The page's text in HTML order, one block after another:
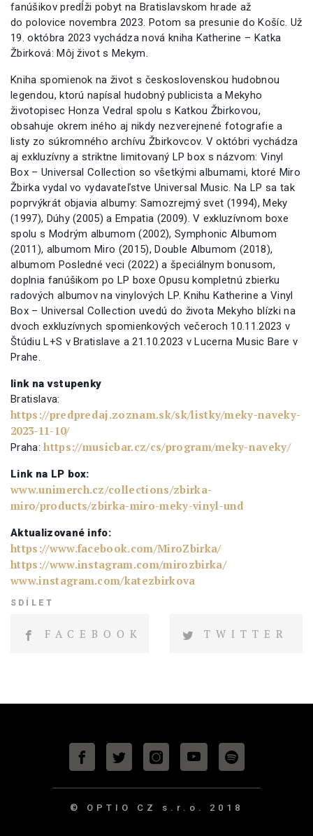
fanúšikov predĺži pobyt na Bratislavskom hrade až
do polovice novembra 2023. Potom sa presunie do Košíc. Už
19. októbra 2023 vychádza nová kniha Katherine – Katka
Žbirková: Môj život s Mekym.
Kniha spomienok na život s československou hudobnou
legendou, ktorú napísal hudobný publicista a Mekyho
životopisec Honza Vedral spolu s Katkou Žbirkovou,
obsahuje okrem iného aj nikdy nezverejnené fotografie a
listy zo súkromného archívu Žbirkovcov. V októbri vychádza
aj exkluzívny a striktne limitovaný LP box s názvom: Vinyl
Box – Universal Collection so všetkými albumami, ktoré Miro
Žbirka vydal vo vydavateľstve Universal Music. Na LP sa tak
poprvýkrát objavia albumy: Samozrejmý svet (1994), Meky
(1997), Dúhy (2005) a Empatia (2009). V exkluzívnom boxe
spolu s Modrým albumom (2002), Symphonic Albumom
(2011), albumom Miro (2015), Double Albumom (2018),
albumom Posledné veci (2022) a špeciálnym bonusom,
doplnia fanúšikom po LP boxe Opusu kompletnú zbierku
radových albumov na vinylových LP. Knihu Katherine a Vinyl
Box – Universal Collection uvedú do života Mekyho blízki na
dvoch exkluzívnych spomienkových večeroch 10.11.2023 v
Štúdiu L+S v Bratislave a 21.10.2023 v Lucerna Music Bare v
Prahe.
link na vstupenky
Bratislava:
https://predpredaj.zoznam.sk/sk/listky/meky-naveky-
2023-11-10/
Praha:https://musicbar.cz/cs/program/meky-naveky/
Link na LP box:
www.unimerch.cz/collections/zbirka-
miro/products/zbirka-miro-meky-vinyl-und
Aktualizované info:
https://www.facebook.com/MiroZbirka/
https://www.instagram.com/mirozbirka/
www.instagram.com/katezbirkova
SDÍLET
FACEBOOK TWITTER
© OPTIO CZ s.r.o. 2018